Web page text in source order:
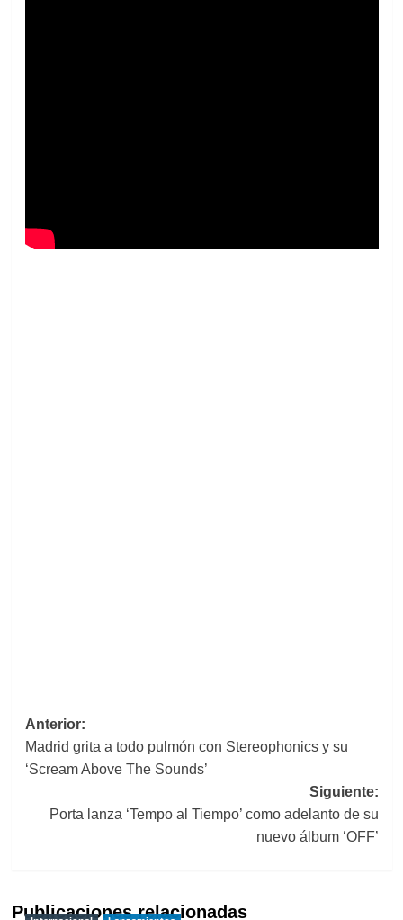
Navegación
de
Anterior:
Madrid grita a todo pulmón con Stereophonics y su
‘Scream Above The Sounds’
Siguiente:
Porta lanza ‘Tempo al Tiempo’ como adelanto de su
nuevo álbum ‘OFF’
Publicaciones relacionadas